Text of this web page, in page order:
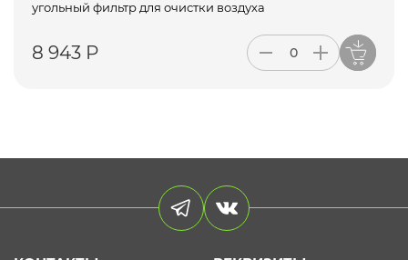
угольный фильтр для очистки воздуха
8 943 Р